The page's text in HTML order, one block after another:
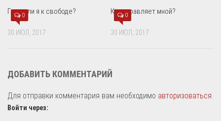
0
Готов ли я к свободе?
30 ИЮЛ, 2017
0
Кто управляет мной?
30 ИЮЛ, 2017
ДОБАВИТЬ КОММЕНТАРИЙ
Для отправки комментария вам необходимо авторизоваться.
Войти через: